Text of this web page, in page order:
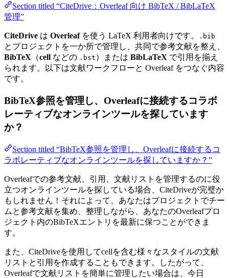
Section titled “CiteDrive：Overleaf 向け BibTeX / BibLaTeX
管理”
CiteDrive は Overleafを使う LaTeX 利用者向けです。 .bib
とプロジェクトを一か所で管理し、共同で参考文献を整え、
BibTeX （cell などの .bst ）または BibLaTeX で引用を揃え
られます。以下は文献ワークフローと Overleaf をつなぐ内容
です。
BibTeX参照を管理し、Overleafに接続するコラボ
レーティブなオンラインツールを探しています
か？
Section titled “BibTeX参照を管理し、Overleafに接続するコ
ラボレーティブなオンラインツールを探していますか？”
Overleafでの参考文献、引用、文献リストを管理するのに役
立つオンラインツールを探している場合、CiteDriveが完璧か
もしれません！それによって、あなたはプロジェクトでチー
ムと参考文献を集め、整理しながら、あなたのOverleafプロ
ジェクト内のBibTeXエントリを最新に保つことができま
す。
また、CiteDriveを使用してcellを含む様々なスタイルの文献
リストと引用を作成することもできます。したがって、
Overleafで文献リストを簡単に管理したい場合は、今日